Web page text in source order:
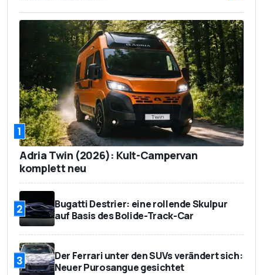
1
Adria Twin (2026): Kult-Campervan
komplett neu
2
Bugatti Destrier: eine rollende Skulpur
auf Basis des Bolide-Track-Car
3
Der Ferrari unter den SUVs verändert sich:
Neuer Purosangue gesichtet